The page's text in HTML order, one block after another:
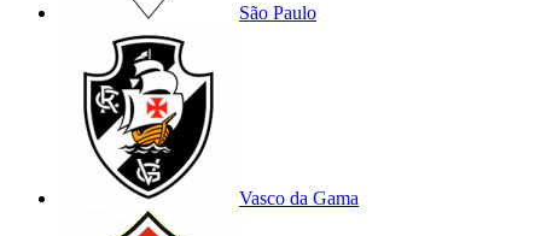
São Paulo
Vasco da Gama